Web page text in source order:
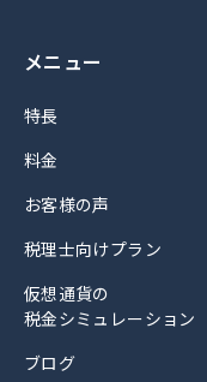
メニュー
特長
料金
お客様の声
税理士向けプラン
仮想通貨の
税金シミュレーション
ブログ